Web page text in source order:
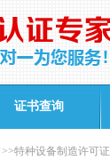
证书查询
特种设备制造许可证